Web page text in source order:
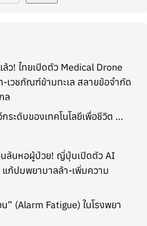
ล้ว! ไทยเปิดตัว Medical Drone
เวชภัณฑ์ข้ามทะเล สลายข้อจำกัด
ล
ระดับของเทคโนโลยีเพื่อชีวิต …
นล้นหอผู้ป่วย! ญี่ปุ่นเปิดตัว AI
แก้ปมพยาบาลล้า-เพิ่มความ
” (Alarm Fatigue) ในโรงพยา